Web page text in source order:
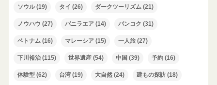
ソウル(19) タイ (26) ダークツーリズム(21)
ノウハウ (27) バニラエア(14) バンコク (31)
ベトナム(16) マレーシア(15) 一人旅(27)
下川裕治(115) 世界遺産(54) 中国 (39) 予約(16)
体験型(62) 台湾(19) 大自然(24) 建もの探訪(18)